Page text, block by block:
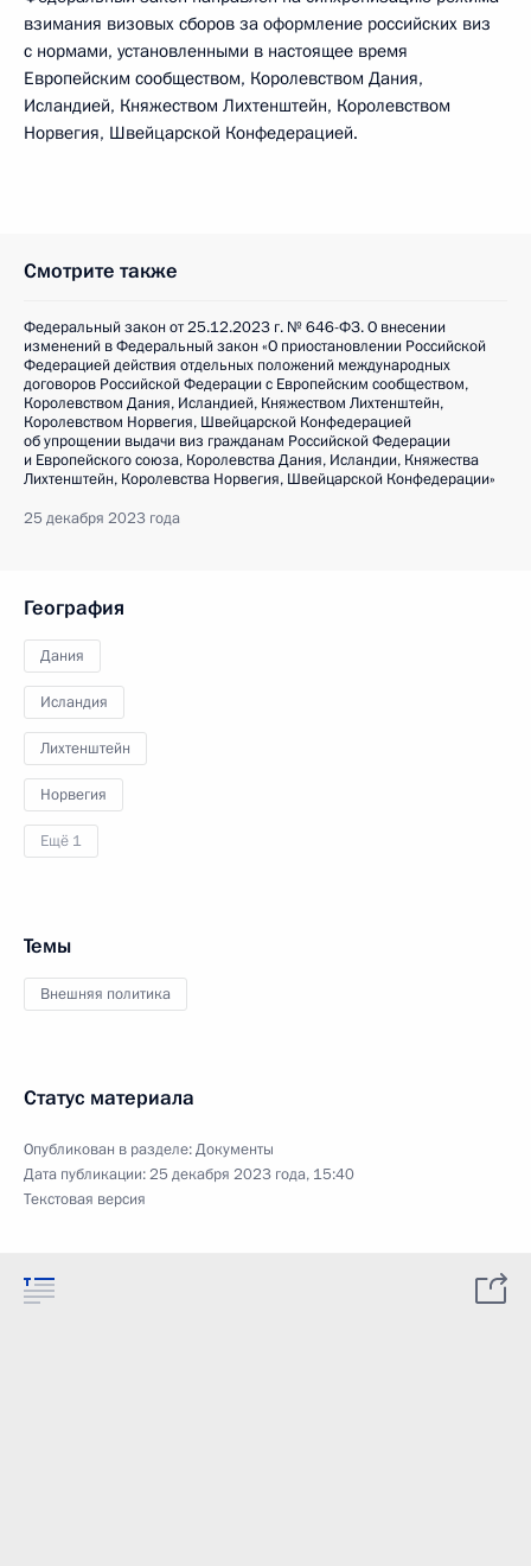
взимания визовых сборов за оформление российских виз
с нормами, установленными в настоящее время
Европейским сообществом, Королевством Дания,
Исландией, Княжеством Лихтенштейн, Королевством
Норвегия, Швейцарской Конфедерацией.
Смотрите также
Федеральный закон от 25.12.2023 г. № 646-ФЗ. О внесении
изменений в Федеральный закон «О приостановлении Российской
Федерацией действия отдельных положений международных
договоров Российской Федерации с Европейским сообществом,
Королевством Дания, Исландией, Княжеством Лихтенштейн,
Королевством Норвегия, Швейцарской Конфедерацией
об упрощении выдачи виз гражданам Российской Федерации
и Европейского союза, Королевства Дания, Исландии, Княжества
Лихтенштейн, Королевства Норвегия, Швейцарской Конфедерации»
25 декабря 2023 года
География
Дания
Исландия
Лихтенштейн
Норвегия
Ещё 1
Темы
Внешняя политика
Статус материала
Опубликован в разделе:Документы
Дата публикации:25 декабря 2023 года, 15:40
Текстовая версия